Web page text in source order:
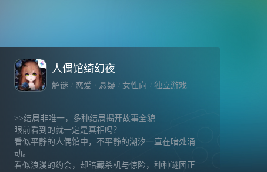
人偶馆绮幻夜
解谜 恋爱 悬疑 女性向 独立游戏
>>结局非唯一，多种结局揭开故事全貌
眼前看到的就一定是真相吗？
看似平静的人偶馆中，不平静的潮汐一直在暗处涌
动。
看似浪漫的约会，却暗藏杀机与惊险，种种谜团正